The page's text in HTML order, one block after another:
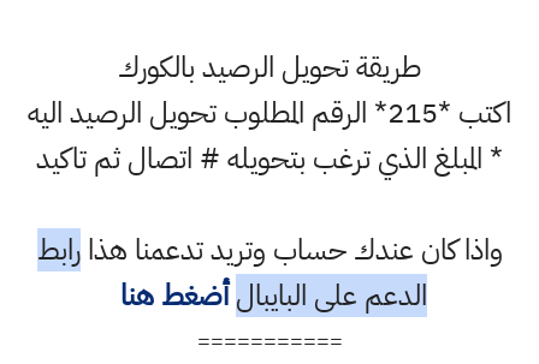
طريقة تحويل الرصيد بالكورك
اكتب *215* الرقم المطلوب تحويل الرصيد اليه
* المبلغ الذي ترغب بتحويله # اتصال ثم تاكيد
واذا كان عندك حساب وتريد تدعمنا هذارابط
الدعم على البايبال أضغط هنا
===========